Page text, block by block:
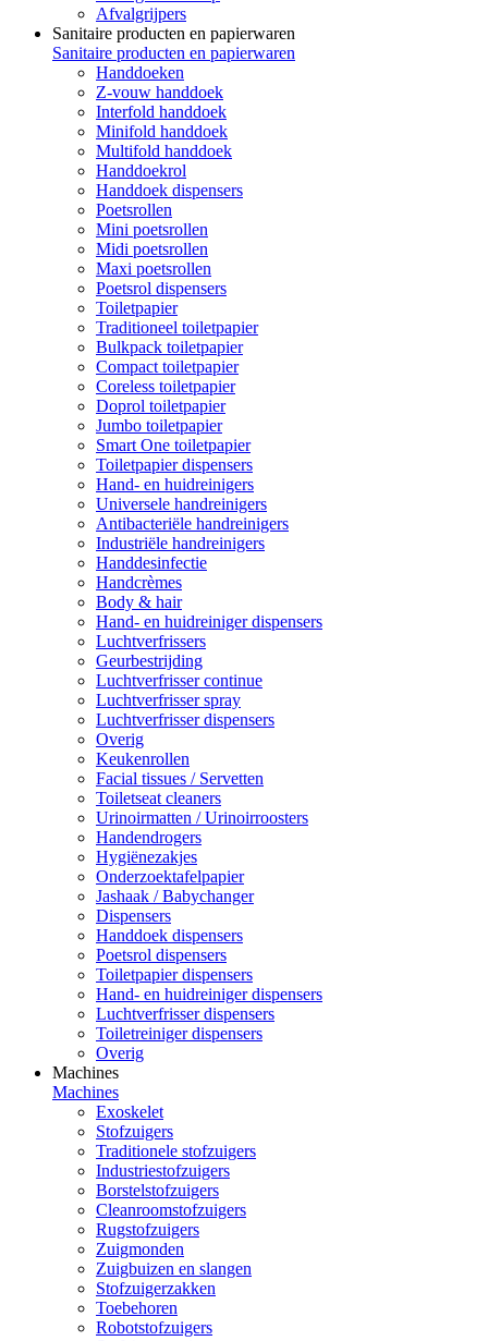
Afvalgrijpers
Sanitaire producten en papierwaren
Sanitaire producten en papierwaren
Handdoeken
Z-vouw handdoek
Interfold handdoek
Minifold handdoek
Multifold handdoek
Handdoekrol
Handdoek dispensers
Poetsrollen
Mini poetsrollen
Midi poetsrollen
Maxi poetsrollen
Poetsrol dispensers
Toiletpapier
Traditioneel toiletpapier
Bulkpack toiletpapier
Compact toiletpapier
Coreless toiletpapier
Doprol toiletpapier
Jumbo toiletpapier
Smart One toiletpapier
Toiletpapier dispensers
Hand- en huidreinigers
Universele handreinigers
Antibacteriële handreinigers
Industriële handreinigers
Handdesinfectie
Handcrèmes
Body & hair
Hand- en huidreiniger dispensers
Luchtverfrissers
Geurbestrijding
Luchtverfrisser continue
Luchtverfrisser spray
Luchtverfrisser dispensers
Overig
Keukenrollen
Facial tissues / Servetten
Toiletseat cleaners
Urinoirmatten / Urinoirroosters
Handendrogers
Hygiënezakjes
Onderzoektafelpapier
Jashaak / Babychanger
Dispensers
Handdoek dispensers
Poetsrol dispensers
Toiletpapier dispensers
Hand- en huidreiniger dispensers
Luchtverfrisser dispensers
Toiletreiniger dispensers
Overig
Machines
Machines
Exoskelet
Stofzuigers
Traditionele stofzuigers
Industriestofzuigers
Borstelstofzuigers
Cleanroomstofzuigers
Rugstofzuigers
Zuigmonden
Zuigbuizen en slangen
Stofzuigerzakken
Toebehoren
Robotstofzuigers